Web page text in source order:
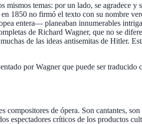
temas: por un lado, se agradece y
1850 no firmó el texto con su nombre
entera— planeaban innumerables
de Richard Wagner, que no se
de las ideas antisemitas de Hitler.
por Wagner que puede ser traducido
de ópera. Son cantantes, son
espectadores críticos de los productos